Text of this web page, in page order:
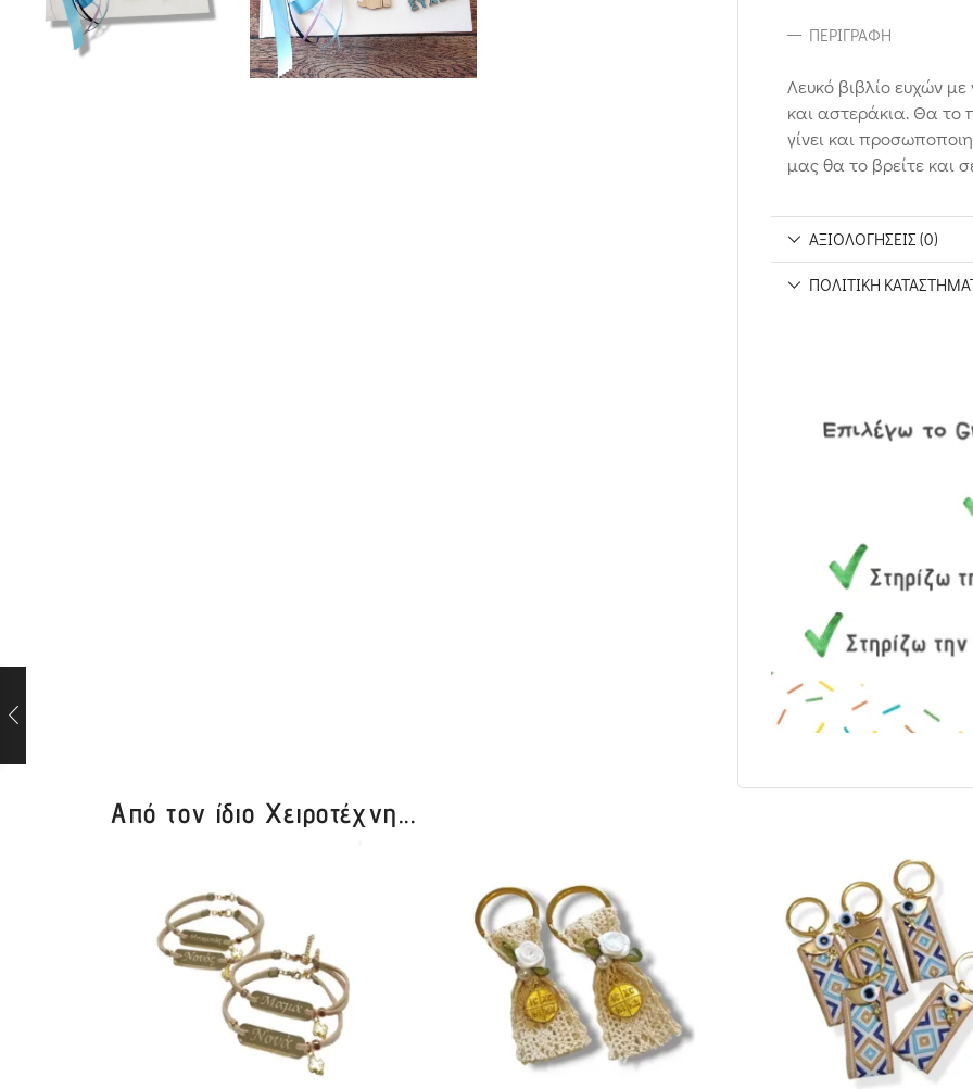
ΠΕΡΙΓΡΑΦΉ
Λευκό βιβλίο ευχών
και αστεράκια. Θα το
γίνει και
μας θα το βρείτε και
ΑΞΙΟΛΟΓΉΣΕΙΣ (0)
ΠΟΛΙΤΙΚΉ
Από τον ίδιο Χειροτέχνη...